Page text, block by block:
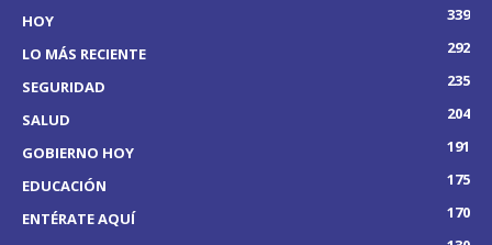
HOY
339
LO MÁS RECIENTE
292
SEGURIDAD
235
SALUD
204
GOBIERNO HOY
191
EDUCACIÓN
175
ENTÉRATE AQUÍ
170